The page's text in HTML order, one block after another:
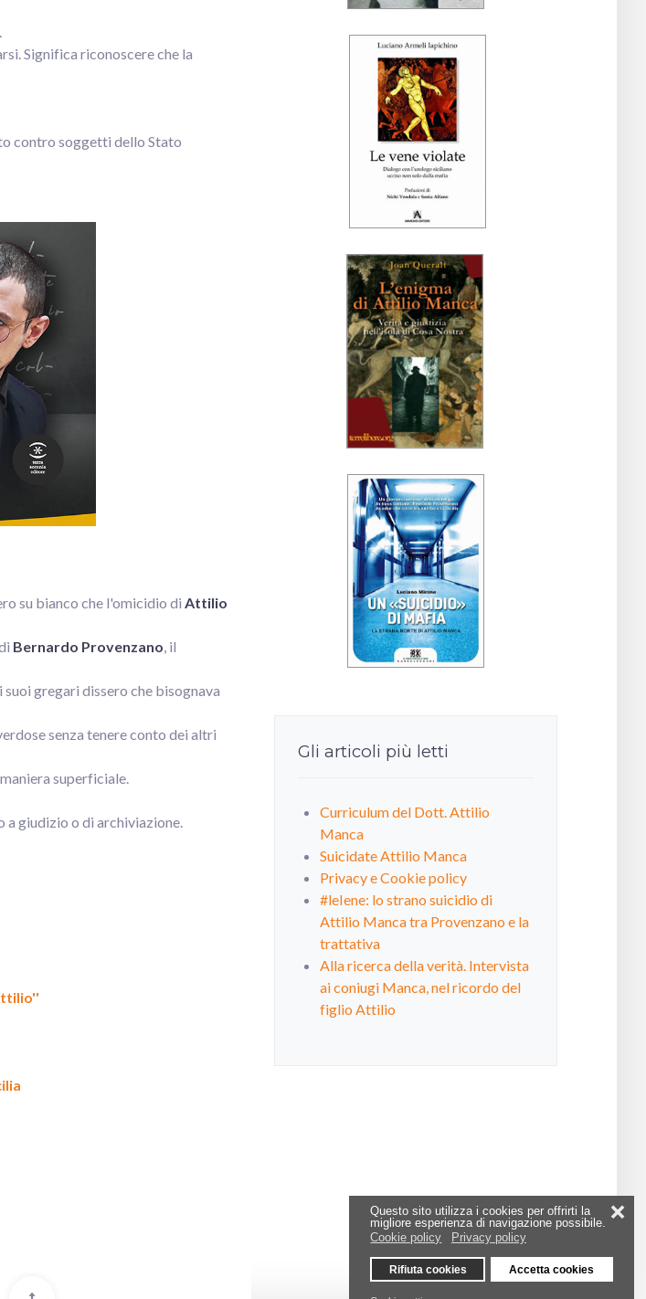
Questo sito utilizza i cookies per offrirti la
migliore esperienza di navigazione possibile.
Cookie policy
Privacy policy
Rifiuta cookies Accetta cookies
❌
Significa riconoscere che la
contro soggetti dello Stato
su bianco che l'omicidio di Attilio
Bernardo Provenzano, il
gregari dissero che bisognava
senza tenere conto dei altri
superficiale.
a giudizio o di archiviazione.
Gli articoli più letti
Curriculum del Dott. Attilio
Manca
Suicidate Attilio Manca
Privacy e Cookie policy
#leIene: lo strano suicidio di
Attilio Manca tra Provenzano e la
trattativa
Alla ricerca della verità. Intervista
ai coniugi Manca, nel ricordo del
figlio Attilio